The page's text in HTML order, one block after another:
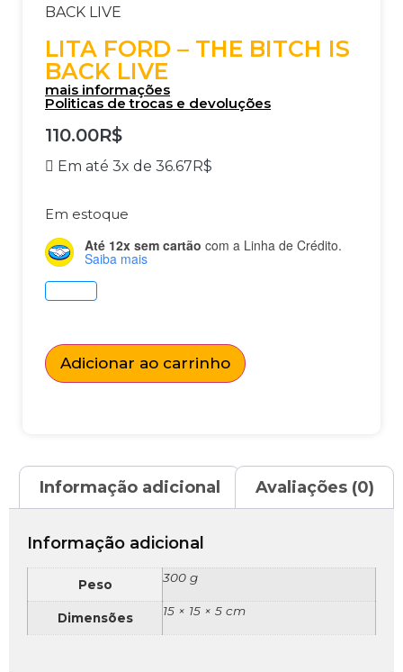
BACK LIVE
LITA FORD – THE BITCH IS
BACK LIVE
mais informações
Politicas de trocas e devoluções
110.00R$
Em até 3x de 36.67R$
Em estoque
Até 12x sem cartão com a Linha de Crédito.
Saiba mais
Adicionar ao carrinho
Informação adicional Avaliações (0)
Informação adicional
Peso 300 g
Dimensões 15 × 15 × 5 cm